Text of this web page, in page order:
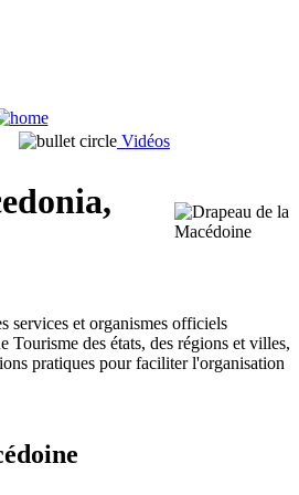
Vidéos
services et organismes officiels
des états, des régions et villes,
pratiques pour faciliter l'organisation